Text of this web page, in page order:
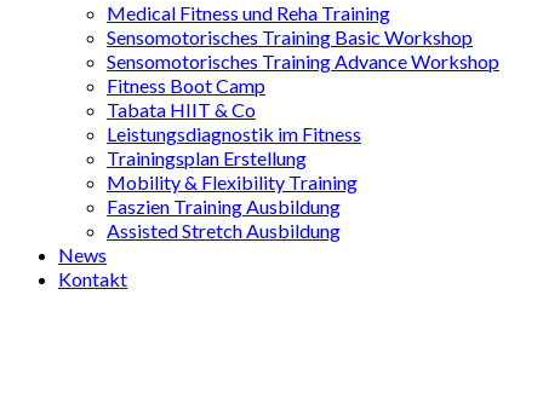
Medical Fitness und Reha Training
Sensomotorisches Training Basic Workshop
Sensomotorisches Training Advance Workshop
Fitness Boot Camp
Tabata HIIT & Co
Leistungsdiagnostik im Fitness
Trainingsplan Erstellung
Mobility & Flexibility Training
Faszien Training Ausbildung
Assisted Stretch Ausbildung
News
Kontakt